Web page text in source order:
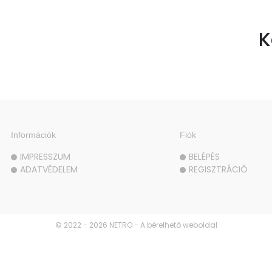
Információk
IMPRESSZUM
ADATVÉDELEM
Fiók
BELÉPÉS
REGISZTRÁCIÓ
© 2022 - 2026 NETRO - A bérelhető weboldal